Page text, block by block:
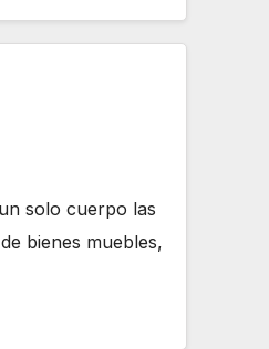
solo cuerpo las
bienes muebles,